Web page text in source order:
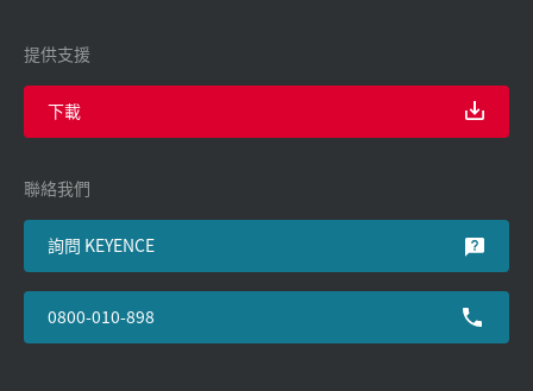
提供支援
下載
聯絡我們
詢問 KEYENCE
0800-010-898